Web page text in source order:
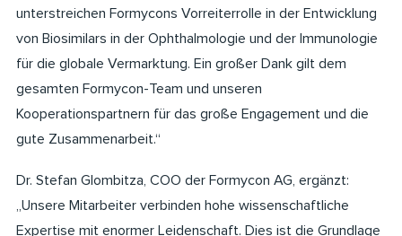
unterstreichen Formycons Vorreiterrolle in der Entwicklung
von Biosimilars in der Ophthalmologie und der Immunologie
für die globale Vermarktung. Ein großer Dank gilt dem
gesamten Formycon-Team und unseren
Kooperationspartnern für das große Engagement und die
gute Zusammenarbeit.“
Dr. Stefan Glombitza, COO der Formycon AG, ergänzt:
„Unsere Mitarbeiter verbinden hohe wissenschaftliche
Expertise mit enormer Leidenschaft. Dies ist die Grundlage